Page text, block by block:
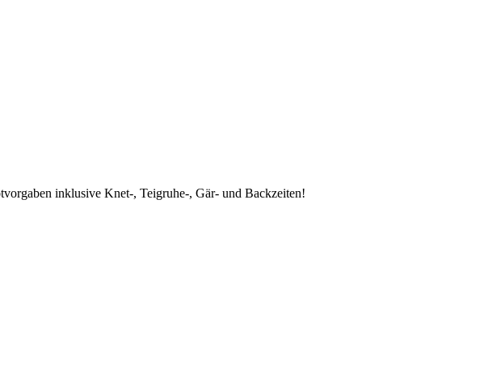
inklusive Knet-, Teigruhe-, Gär- und Backzeiten!